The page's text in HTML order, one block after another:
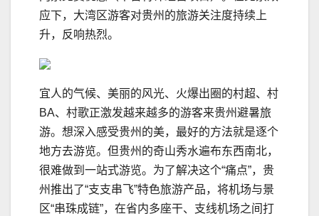
应下，大湾区游客对贵州的旅游关注度持续上
升，反响热烈。
宜人的气候、美丽的风光、火爆出圈的村超、村
BA、村歌正激发越来越多的游客来贵州避暑旅
游。想深入感受贵州的美，最好的方法就是逐个
地方去游览。但贵州的奇山秀水遍布东西南北，
很难做到一站式游览。为了解决这个“痛点”，贵
州推出了“支支串飞”特色旅游产品，将机场与景
区“串珠成链”，在省内多座干、支线机场之间打